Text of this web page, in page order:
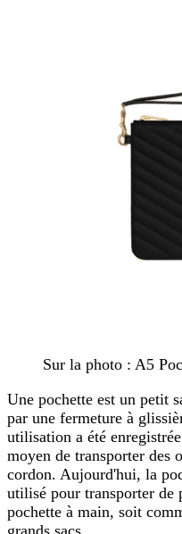
Sur la photo : A5
Une pochette est un petit
par une fermeture à
utilisation a été
moyen de transporter des
cordon. Aujourd'hui, la
utilisé pour transporter de
pochette à main, soit
grands sacs.